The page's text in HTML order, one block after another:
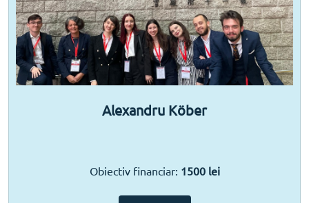
Alexandru Köber
Obiectiv financiar: 1500 lei